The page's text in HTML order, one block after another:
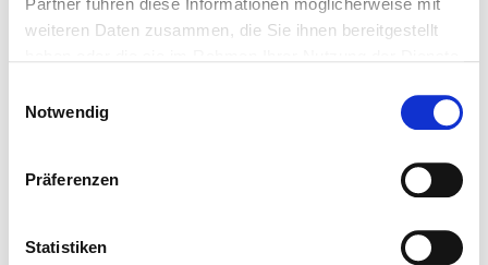
Partner führen diese Informationen möglicherweise mit
weiteren Daten zusammen, die Sie ihnen bereitgestellt
Notwendig
Präferenzen
Statistiken